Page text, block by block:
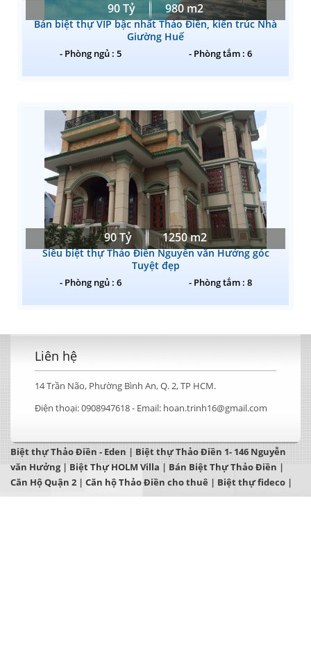
90 Tỷ 980 m2
Bán biệt thự VIP bậc nhất Thảo Điền, kiến trúc Nhà
Giường Huế
- Phòng ngủ : 5 - Phòng tắm : 6
90 Tỷ 1250 m2
Siêu biệt thự Thảo Điền Nguyễn văn Hưởng góc
Tuyệt đẹp
- Phòng ngủ : 6 - Phòng tắm : 8
Liên hệ
14 Trần Não, Phường Bình An, Q. 2, TP HCM.
Điện thoại:0908947618 - Email: hoan.trinh16@gmail.com
Biệt thự Thảo Điền - Eden | Biệt thự Thảo Điền 1- 146 Nguyễn
văn Hưởng|Biệt Thự HOLM Villa | Bán Biệt Thự Thảo Điền|
Căn Hộ Quận 2 | Căn hộ Thảo Điền cho thuê | Biệt thự fideco |